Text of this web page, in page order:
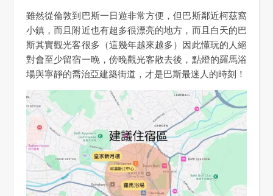
雖然從倫敦到巴斯一日遊非常方便，但巴斯鄰近柯茲窩
小鎮，而且附近也有超多很漂亮的地方，而且白天的巴
斯其實觀光客很多（這幾年越來越多）因此懂玩的人絕
對會至少留宿一晚，傍晚觀光客散去後，點燈的羅馬浴
場與寧靜的喬治亞建築街道，才是巴斯最迷人的時刻！